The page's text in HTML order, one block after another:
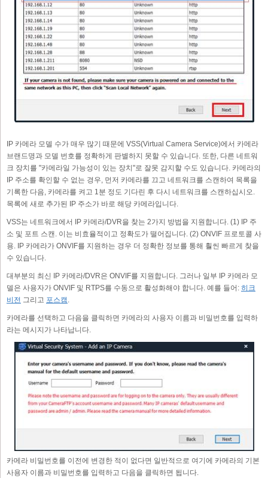
IP 카메라 모델 수가 매우 많기 때문에 VSS(Virtual Camera Service)에서 카메라
브랜드명과 모델 번호를 정확하게 판별하지 못할 수 있습니다. 또한, 다른 네트워
크 장치를 "카메라일 가능성이 있는 장치"로 잘못 감지할 수도 있습니다. 카메라의
IP 주소를 확인할 수 없는 경우, 먼저 카메라를 끄고 네트워크를 스캔하여 목록을
기록한 다음, 카메라를 켜고 1분 정도 기다린 후 다시 네트워크를 스캔하십시오.
목록에 새로 추가된 IP 주소가 바로 해당 카메라입니다.
VSS는 네트워크에서 IP 카메라/DVR을 찾는 2가지 방법을 지원합니다. (1) IP 주
소 및 포트 스캔. 이는 비효율적이고 정확도가 떨어집니다. (2) ONVIF 프로토콜 사
용. IP 카메라가 ONVIF를 지원하는 경우 더 정확한 정보를 통해 훨씬 빠르게 찾을
수 있습니다.
대부분의 최신 IP 카메라/DVR은 ONVIF를 지원합니다. 그러나 일부 IP 카메라 모
델은 사용자가 ONVIF 및 RTPS를 수동으로 활성화해야 합니다. 예를 들어: 히크
비전 그리고 포스캠.
카메라를 선택하고 다음을 클릭하면 카메라의 사용자 이름과 비밀번호를 입력하
라는 메시지가 나타납니다.
카메라 비밀번호를 이전에 변경한 적이 없다면 일반적으로 여기에 카메라의 기본
사용자 이름과 비밀번호를 입력하고 다음을 클릭하면 됩니다.